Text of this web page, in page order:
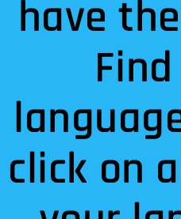
have
click on